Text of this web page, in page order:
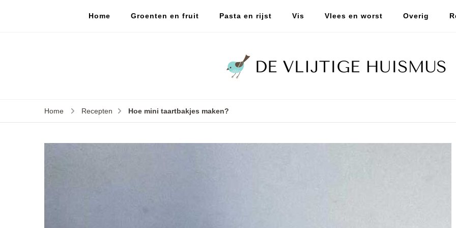
Home Groenten en fruit Pasta en rijst Vis Vlees en worst Overig
Home Recepten Hoe mini taartbakjes maken?